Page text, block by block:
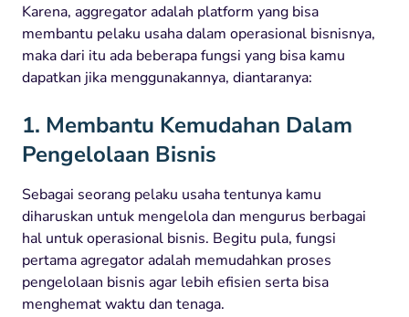
Karena, aggregator adalah platform yang bisa
membantu pelaku usaha dalam operasional bisnisnya,
maka dari itu ada beberapa fungsi yang bisa kamu
dapatkan jika menggunakannya, diantaranya:
1. Membantu Kemudahan Dalam
Pengelolaan Bisnis
Sebagai seorang pelaku usaha tentunya kamu
diharuskan untuk mengelola dan mengurus berbagai
hal untuk operasional bisnis. Begitu pula, fungsi
pertama agregator adalah memudahkan proses
pengelolaan bisnis agar lebih efisien serta bisa
menghemat waktu dan tenaga.